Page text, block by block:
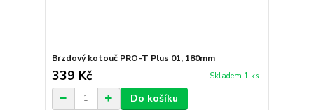
Brzdový kotouč PRO-T Plus 01, 180mm
339 Kč Skladem 1 ks
Do košíku